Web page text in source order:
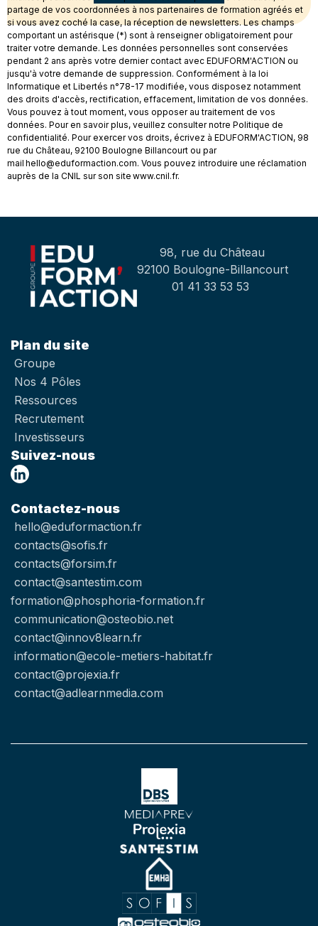
partage de vos coordonnées à nos partenaires de formation agréés et
si vous avez coché la case, la réception de newsletters. Les champs
comportant un astérisque (*) sont à renseigner obligatoirement pour
traiter votre demande. Les données personnelles sont conservées
pendant 2 ans après votre dernier contact avec EDUFORM'ACTION ou
jusqu'à votre demande de suppression. Conformément à la loi
Informatique et Libertés n°78-17 modifiée, vous disposez notamment
des droits d'accès, rectification, effacement, limitation de vos données.
Vous pouvez à tout moment, vous opposer au traitement de vos
données. Pour en savoir plus, veuillez consulter notre Politique de
confidentialité. Pour exercer vos droits, écrivez à EDUFORM'ACTION, 98
rue du Château, 92100 Boulogne Billancourt ou par
mail hello@eduformaction.com. Vous pouvez introduire une réclamation
auprès de la CNIL sur son site www.cnil.fr.
98, rue du Château
92100 Boulogne-Billancourt
01 41 33 53 53
Plan du site
Groupe
Nos 4 Pôles
Ressources
Recrutement
Investisseurs
Suivez-nous
Contactez-nous
hello@eduformaction.fr
contacts@sofis.fr
contacts@forsim.fr
contact@santestim.com
formation@phosphoria-formation.fr
communication@osteobio.net
contact@innov8learn.fr
information@ecole-metiers-habitat.fr
contact@projexia.fr
contact@adlearnmedia.com